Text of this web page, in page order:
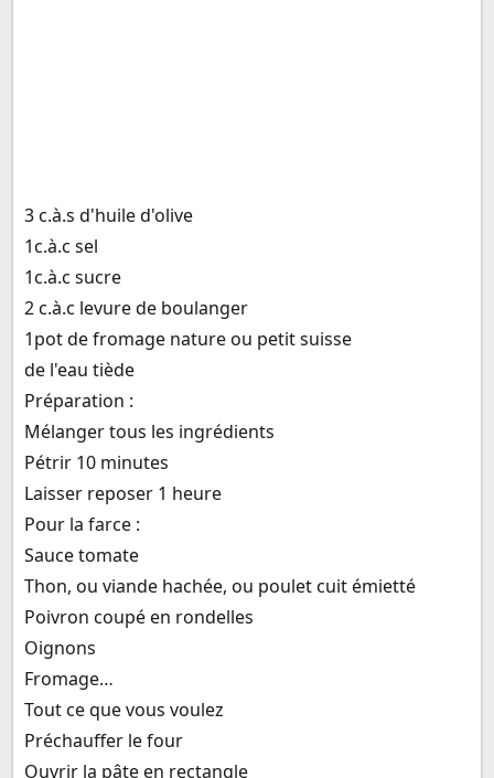
3 c.à.s d'huile d'olive
1c.à.c sel
1c.à.c sucre
2 c.à.c levure de boulanger
1pot de fromage nature ou petit suisse
de l'eau tiède
Préparation :
Mélanger tous les ingrédients
Pétrir 10 minutes
Laisser reposer 1 heure
Pour la farce :
Sauce tomate
Thon, ou viande hachée, ou poulet cuit émietté
Poivron coupé en rondelles
Oignons
Fromage…
Tout ce que vous voulez
Préchauffer le four
Ouvrir la pâte en rectangle